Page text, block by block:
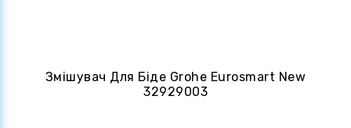
Змішувач Для Біде Grohe Eurosmart New
32929003